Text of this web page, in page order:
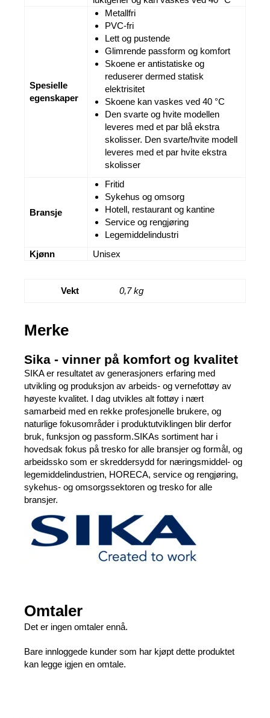
Spesielle
egenskaper
Metallfri
PVC-fri
Lett og pustende
Glimrende passform og komfort
Skoene er antistatiske og
reduserer dermed statisk
elektrisitet
Skoene kan vaskes ved 40 °C
Den svarte og hvite modellen
leveres med et par blå ekstra
skolisser. Den svarte/hvite modell
leveres med et par hvite ekstra
skolisser
Bransje
Fritid
Sykehus og omsorg
Hotell, restaurant og kantine
Service og rengjøring
Legemiddelindustri
Kjønn
Unisex
Vekt 0,7 kg
Merke
Sika - vinner på komfort og kvalitet
SIKA er resultatet av generasjoners erfaring med
utvikling og produksjon av arbeids- og vernefottøy av
høyeste kvalitet. I dag utvikles alt fottøy i nært
samarbeid med en rekke profesjonelle brukere, og
naturlige fokusområder i produktutviklingen blir derfor
bruk, funksjon og passform.SIKAs sortiment har i
hovedsak fokus på tresko for alle bransjer og formål, og
arbeidssko som er skreddersydd for næringsmiddel- og
legemiddelindustrien, HORECA, service og rengjøring,
sykehus- og omsorgssektoren og tresko for alle
bransjer.
Omtaler
Det er ingen omtaler ennå.
Bare innloggede kunder som har kjøpt dette produktet
kan legge igjen en omtale.